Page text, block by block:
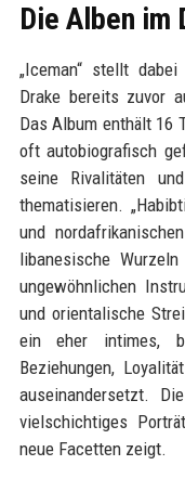
Die Alben im
„Iceman“ stellt
Drake bereits zuvor
Das Album enthält 16
oft autobiografisch
seine Rivalitäten
thematisieren.
und
libanesische
ungewöhnlichen
und orientalische
ein eher intimes,
Beziehungen,
auseinandersetzt.
vielschichtiges
neue Facetten zeigt.